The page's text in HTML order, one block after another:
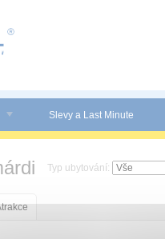
Slevy a Last Minute
Typ ubytování: